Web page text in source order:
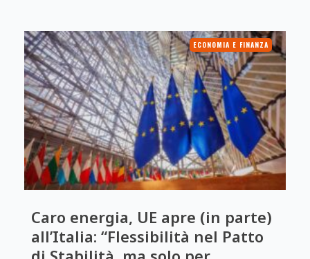
ECONOMIA E FINANZA
Caro energia, UE apre (in parte)
all’Italia: “Flessibilità nel Patto